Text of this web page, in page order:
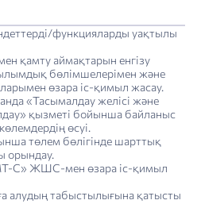
функцияларды уақтылы
қамту аймақтарын енгізу
бөлімшелерімен және
өзара іс-қимыл жасау.
«Тасымалдау желісі және
қызметі бойынша байланыс
өсуі.
төлем бөлігінде шарттық
орындау.
С» ЖШС-мен өзара іс-қимыл
алудың табыстылығына қатысты